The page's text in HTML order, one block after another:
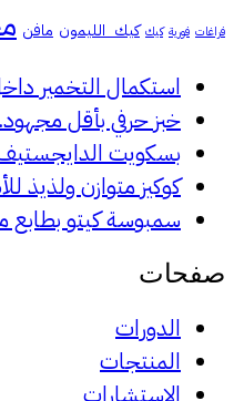
فراغات فورية كيك كيك_الليمون مافن
استكمال التخمير
خبز حرفي بأقل
بسكويت
كوكيز متوازن ولذيذ
سمبوسة كيتو
صفحات
الدورات
المنتجات